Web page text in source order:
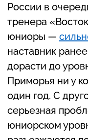
России в
тренера
юниоры —
наставник
дорасти до
Приморья ни у
один год. С
серьезная
юниорском